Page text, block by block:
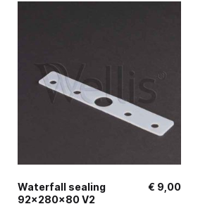
Waterfall sealing
92x280x80 V2
€ 9,00